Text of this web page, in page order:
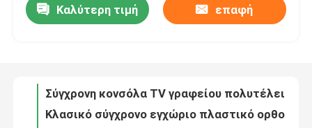
Περίπου εμείς
Ποιοτικός έλεγχος
Καλύτερη τιμή επαφή
Σύγχρονη κονσόλα TV γραφείου πολυτέλειας στάσεων κεντρικής TV ψυχαγωγίας αγροικιών
Υψηλής ποιότητας σύνολο επιτραπέζιου σκεύους καφετεριών καρεκλών εργοστασίων PP πλαστικό, προσαρμοσμένο ταίριασμα